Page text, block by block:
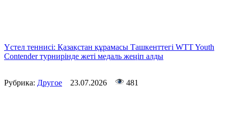
Үстел теннисі: Қазақстан құрамасы Ташкенттегі WTT Youth
Contender турнирінде жеті медаль жеңіп алды
Рубрика: Другое 23.07.2026 481